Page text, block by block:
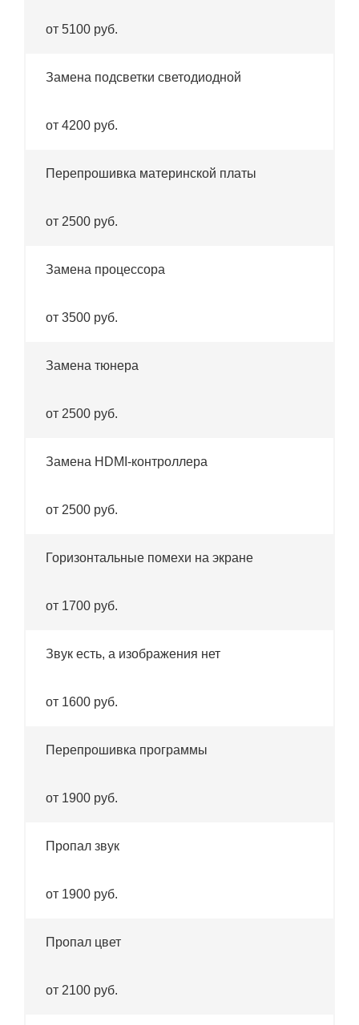
от 5100 руб.
Замена подсветки светодиодной
от 4200 руб.
Перепрошивка материнской платы
от 2500 руб.
Замена процессора
от 3500 руб.
Замена тюнера
от 2500 руб.
Замена HDMI-контроллера
от 2500 руб.
Горизонтальные помехи на экране
от 1700 руб.
Звук есть, а изображения нет
от 1600 руб.
Перепрошивка программы
от 1900 руб.
Пропал звук
от 1900 руб.
Пропал цвет
от 2100 руб.